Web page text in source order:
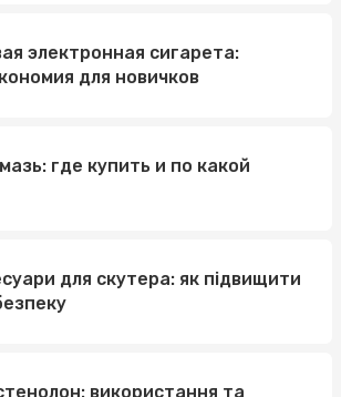
электронная сигарета:
для новичков
где купить и по какой
для скутера: як підвищити
використання та